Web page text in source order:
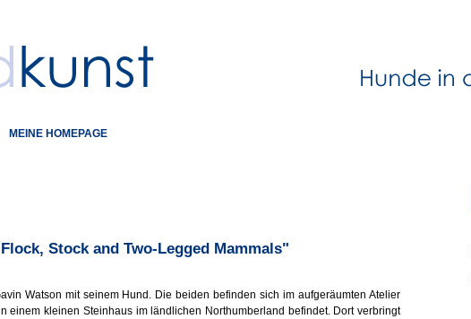
MEINE HOMEPAGE
Stock and Two-Legged Mammals"
Watson mit seinem Hund. Die beiden befinden sich im aufgeräumten Atelier
einem kleinen Steinhaus im ländlichen Northumberland befindet. Dort verbringt